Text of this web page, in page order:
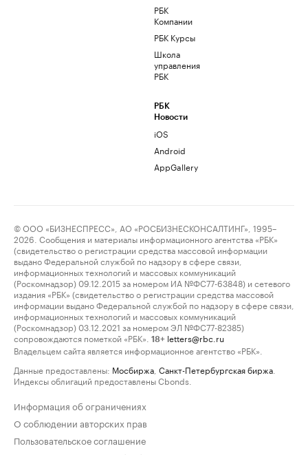
РБК
Компании
РБК Курсы
Школа
управления
РБК
РБК
Новости
iOS
Android
AppGallery
© ООО «БИЗНЕСПРЕСС», АО «РОСБИЗНЕСКОНСАЛТИНГ», 1995–
2026. Сообщения и материалы информационного агентства «РБК»
(свидетельство о регистрации средства массовой информации
выдано Федеральной службой по надзору в сфере связи,
информационных технологий и массовых коммуникаций
(Роскомнадзор) 09.12.2015 за номером ИА №ФС77-63848) и сетевого
издания «РБК» (свидетельство о регистрации средства массовой
информации выдано Федеральной службой по надзору в сфере связи,
информационных технологий и массовых коммуникаций
(Роскомнадзор) 03.12.2021 за номером ЭЛ №ФС77-82385)
сопровождаются пометкой «РБК».
18+ letters@rbc.ru
Владельцем сайта является информационное агентство «РБК».
Данные предоставлены: Мосбиржа Санкт-Петербургская биржа
Индексы облигаций предоставлены Cbonds.
Информация об ограничениях
О соблюдении авторских прав
Пользовательское соглашение